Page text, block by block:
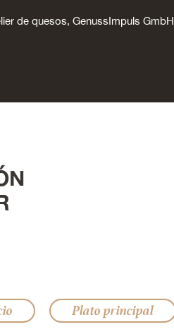
de quesos, GenussImpuls GmbH
Plato principal